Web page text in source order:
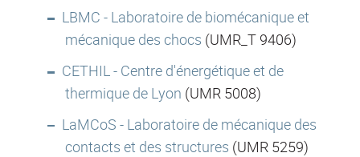
LBMC - Laboratoire de biomécanique et
mécanique des chocs (UMR_T 9406)
CETHIL - Centre d'énergétique et de
thermique de Lyon (UMR 5008)
LaMCoS - Laboratoire de mécanique des
contacts et des structures (UMR 5259)